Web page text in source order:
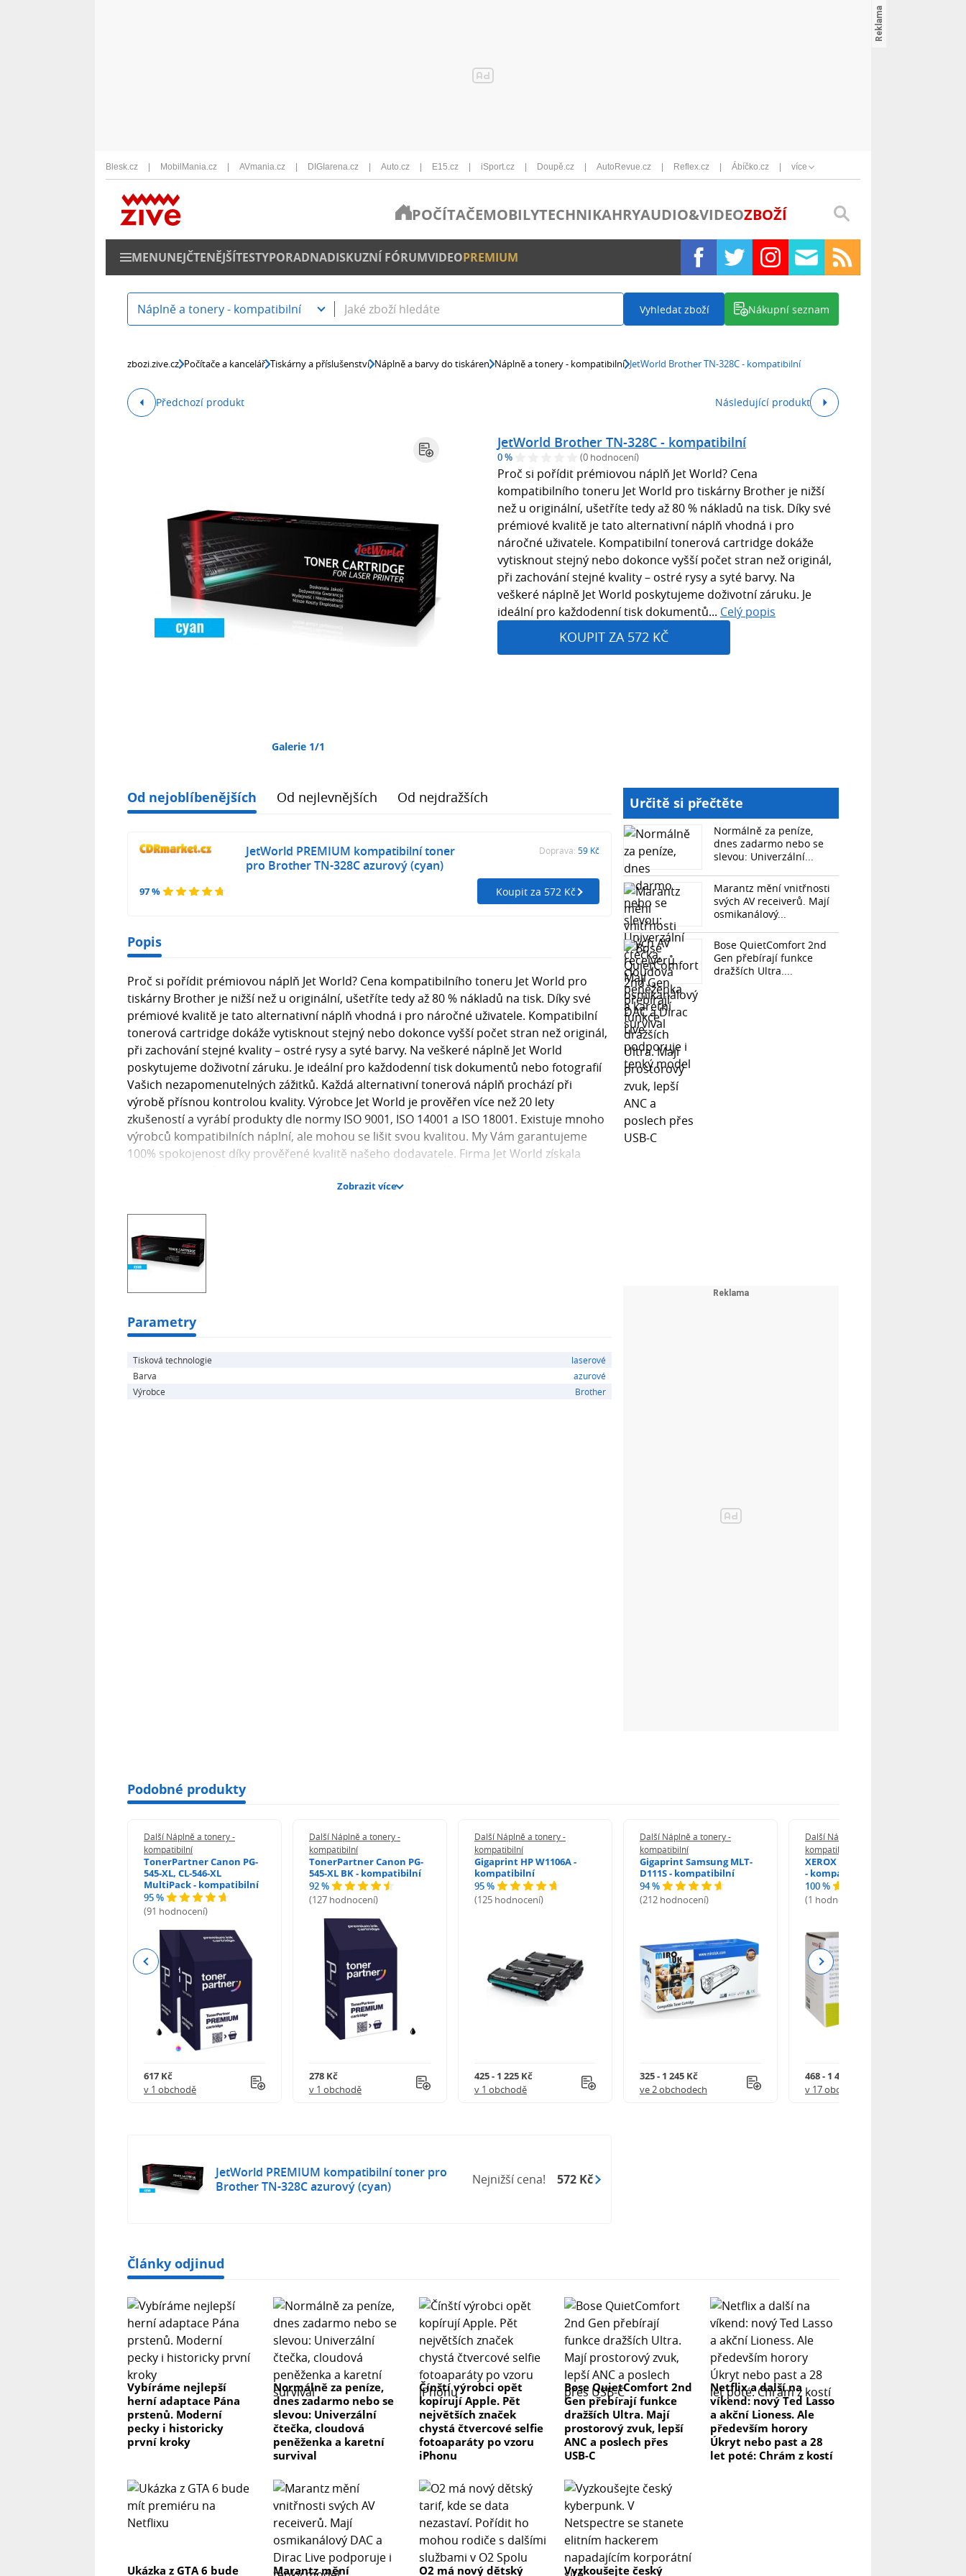
Blesk.cz MobilMania.cz AVmania.cz DIGIarena.cz Auto.cz E15.cz iSport.cz Doupě.cz AutoRevue.cz Reflex.cz Ábíčko.cz více
POČÍTAČEMOBILYTECHNIKAHRYAUDIO&VIDEOZBOŽÍ
MENUNEJČTENĚJŠÍTESTYPORADNADISKUZNÍ FÓRUMVIDEOPREMIUM
Náplně a tonery - kompatibilní Vyhledat zboží Nákupní seznam
zbozi.zive.cz Počítače a kancelář Tiskárny a příslušenství Náplně a barvy do tiskáren Náplně a tonery - kompatibilní JetWorld Brother TN-328C - kompatibilní
Předchozí produkt Následující produkt
Galerie 1/1
JetWorld Brother TN-328C - kompatibilní
0 % (0 hodnocení)
Proč si pořídit prémiovou náplň Jet World? Cena
kompatibilního toneru Jet World pro tiskárny Brother je nižší
než u originální, ušetříte tedy až 80 % nákladů na tisk. Díky své
prémiové kvalitě je tato alternativní náplň vhodná i pro
náročné uživatele. Kompatibilní tonerová cartridge dokáže
vytisknout stejný nebo dokonce vyšší počet stran než originál,
při zachování stejné kvality – ostré rysy a syté barvy. Na
veškeré náplně Jet World poskytujeme doživotní záruku. Je
ideální pro každodenní tisk dokumentů... Celý popis
KOUPIT ZA 572 KČ
Od nejoblíbenějších Od nejlevnějších Od nejdražších
97 %
JetWorld PREMIUM kompatibilní toner
pro Brother TN-328C azurový (cyan)
Doprava: 59 Kč
Koupit za 572 Kč
Popis
Proč si pořídit prémiovou náplň Jet World? Cena kompatibilního toneru Jet World pro
tiskárny Brother je nižší než u originální, ušetříte tedy až 80 % nákladů na tisk. Díky své
prémiové kvalitě je tato alternativní náplň vhodná i pro náročné uživatele. Kompatibilní
tonerová cartridge dokáže vytisknout stejný nebo dokonce vyšší počet stran než originál,
při zachování stejné kvality – ostré rysy a syté barvy. Na veškeré náplně Jet World
poskytujeme doživotní záruku. Je ideální pro každodenní tisk dokumentů nebo fotografií
Vašich nezapomenutelných zážitků. Každá alternativní tonerová náplň prochází při
výrobě přísnou kontrolou kvality. Výrobce Jet World je prověřen více než 20 lety
zkušeností a vyrábí produkty dle normy ISO 9001, ISO 14001 a ISO 18001. Existuje mnoho
výrobců kompatibilních náplní, ale mohou se lišit svou kvalitou. My Vám garantujeme
100% spokojenost díky prověřené kvalitě našeho dodavatele. Firma Jet World získala
dosahují stejné úrovně kvality, jako originální. Kód výrobce: JW-B328CN
Zobrazit více
Parametry
Tisková technologie
laserové
Barva
azurové
Výrobce
Brother
Určitě si přečtěte
Normálně za peníze,
dnes zadarmo nebo se
slevou: Univerzální...
Marantz mění vnitřnosti
svých AV receiverů. Mají
osmikanálový...
Bose QuietComfort 2nd
Gen přebírají funkce
dražších Ultra....
Podobné produkty
Další Náplně a tonery -
kompatibilní
TonerPartner Canon PG-
545-XL, CL-546-XL
MultiPack - kompatibilní
95 %
(91 hodnocení)
617 Kč
v 1 obchodě
Další Náplně a tonery -
kompatibilní
TonerPartner Canon PG-
545-XL BK - kompatibilní
92 %
(127 hodnocení)
278 Kč
v 1 obchodě
Další Náplně a tonery -
kompatibilní
Gigaprint HP W1106A -
kompatibilní
95 %
(125 hodnocení)
425 - 1 225 Kč
v 1 obchodě
Další Náplně a tonery -
kompatibilní
Gigaprint Samsung MLT-
D111S - kompatibilní
94 %
(212 hodnocení)
325 - 1 245 Kč
ve 2 obchodech
Další Náplně a tonery -
kompatibilní
XEROX Brother TN-2590XL
- kompatibilní
100 %
(1 hodnocení)
468 - 1 499 Kč
v 17 obchodech
Previous Next
JetWorld PREMIUM kompatibilní toner pro
Brother TN-328C azurový (cyan)
Nejnižší cena! 572 Kč
Články odjinud
Vybíráme nejlepší
herní adaptace Pána
prstenů. Moderní
pecky i historicky
první kroky
Normálně za peníze,
dnes zadarmo nebo se
slevou: Univerzální
čtečka, cloudová
peněženka a karetní
survival
Čínští výrobci opět
kopírují Apple. Pět
největších značek
chystá čtvercové selfie
fotoaparáty po vzoru
iPhonu
Bose QuietComfort 2nd
Gen přebírají funkce
dražších Ultra. Mají
prostorový zvuk, lepší
ANC a poslech přes
USB-C
Netflix a další na
víkend: nový Ted Lasso
a akční Lioness. Ale
především horory
Úkryt nebo past a 28
let poté: Chrám z kostí
Ukázka z GTA 6 bude Marantz mění O2 má nový dětský Vyzkoušejte český